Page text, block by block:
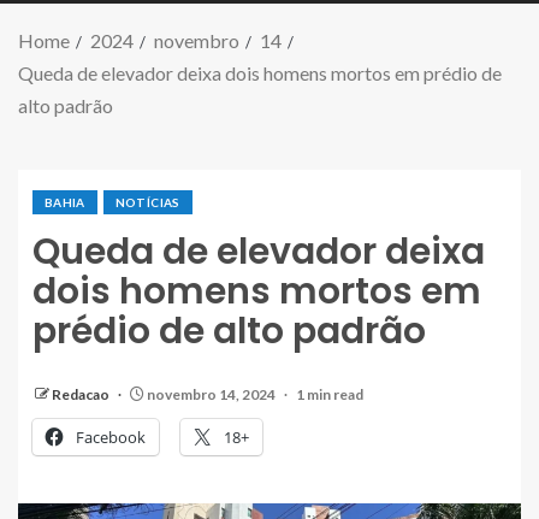
Home 2024 novembro
14
Queda de elevador deixa dois homens mortos em prédio de
alto padrão
BAHIA NOTÍCIAS
Queda de elevador deixa
dois homens mortos em
prédio de alto padrão
Redacao novembro 14, 2024 1 min read
Facebook 18+